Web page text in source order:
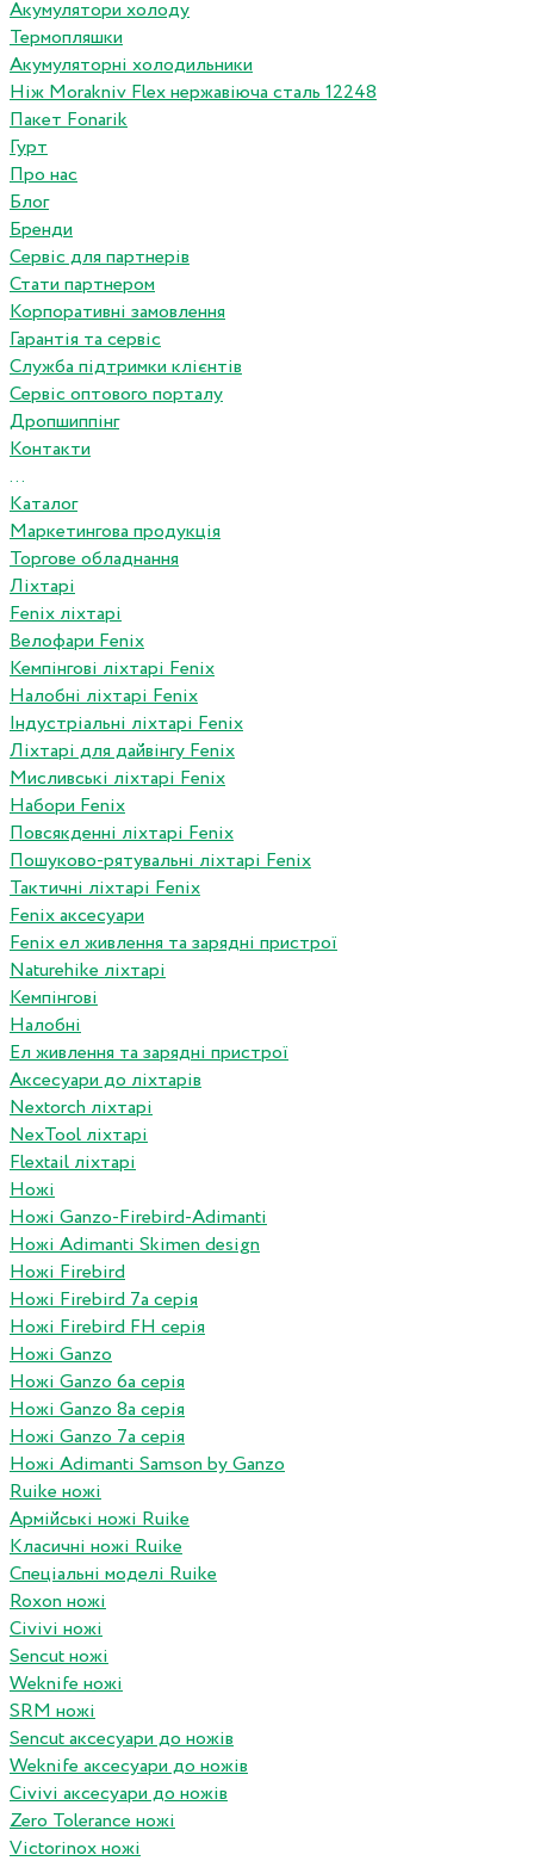
Акумулятори холоду
Термопляшки
Акумуляторні холодильники
Ніж Morakniv Flex нержавіюча сталь 12248
Пакет Fonarik
Гурт
Про нас
Блог
Бренди
Сервіс для партнерів
Стати партнером
Корпоративні замовлення
Гарантія та сервіс
Служба підтримки клієнтів
Сервіс оптового порталу
Дропшиппінг
Контакти
...
Каталог
Маркетингова продукція
Торгове обладнання
Ліхтарі
Fenix ліхтарі
Велофари Fenix
Кемпінгові ліхтарі Fenix
Налобні ліхтарі Fenix
Індустріальні ліхтарі Fenix
Ліхтарі для дайвінгу Fenix
Мисливські ліхтарі Fenix
Набори Fenix
Повсякденні ліхтарі Fenix
Пошуково-рятувальні ліхтарі Fenix
Тактичні ліхтарі Fenix
Fenix аксесуари
Fenix ел живлення та зарядні пристрої
Naturehike ліхтарі
Кемпінгові
Налобні
Ел живлення та зарядні пристрої
Аксесуари до ліхтарів
Nextorch ліхтарі
NexTool ліхтарі
Flextail ліхтарі
Ножі
Ножі Ganzo-Firebird-Adimanti
Ножі Adimanti Skimen design
Ножі Firebird
Ножі Firebird 7а серія
Ножі Firebird FH серія
Ножі Ganzo
Ножі Ganzo 6а серія
Ножі Ganzo 8а серія
Ножі Ganzo 7а серія
Ножі Adimanti Samson by Ganzo
Ruike ножі
Армійські ножі Ruike
Класичні ножі Ruike
Спеціальні моделі Ruike
Roxon ножi
Civivi ножі
Sencut ножі
Weknife ножі
SRM ножі
Sencut аксесуари до ножів
Weknife аксесуари до ножів
Civivi аксесуари до ножів
Zero Tolerance ножі
Victorinox ножі